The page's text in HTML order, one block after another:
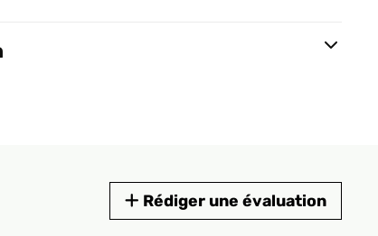
Rédiger une évaluation